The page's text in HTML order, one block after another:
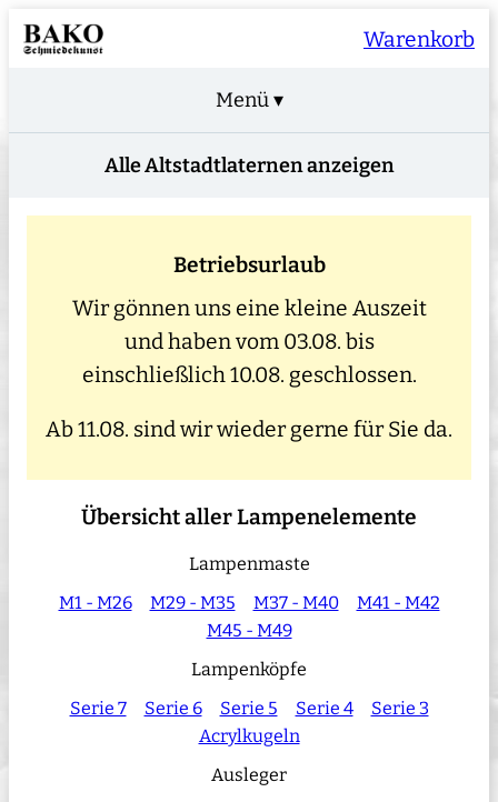
Warenkorb
Menü ▾
Alle Altstadtlaternen anzeigen
Betriebsurlaub
Wir gönnen uns eine kleine Auszeit
und haben vom 03.08. bis
einschließlich 10.08. geschlossen.
Ab 11.08. sind wir wieder gerne für Sie da.
Übersicht aller Lampenelemente
Lampenmaste
M1 - M26
M29 - M35 M37 - M40
M41 - M42
M45 - M49
Lampenköpfe
Serie 7
Serie 6 Serie 5 Serie 4
Serie 3
Acrylkugeln
Ausleger